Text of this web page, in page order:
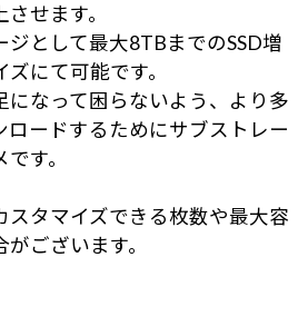
せます。
ジとして最大8TBまでのSSD増
にて可能です。
になって困らないよう、より多
ロードするためにサブストレー
す。
タマイズできる枚数や最大容
ございます。